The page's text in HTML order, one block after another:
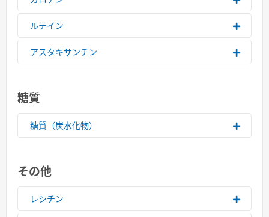
ルテイン
アスタキサンチン
糖質
糖質（炭水化物）
その他
レシチン